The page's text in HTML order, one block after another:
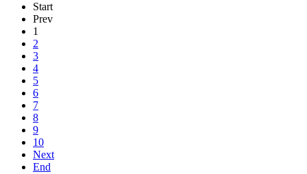
Start
Prev
1
2
3
4
5
6
7
8
9
10
Next
End